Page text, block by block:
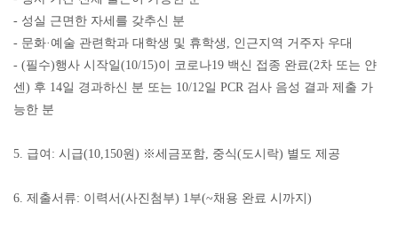
- 성실 근면한 자세를 갖추신 분
- 문화·예술 관련학과 대학생 및 휴학생, 인근지역 거주자 우대
- (필수)행사 시작일(10/15)이 코로나19 백신 접종 완료(2차 또는 얀
센) 후 14일 경과하신 분 또는 10/12일 PCR 검사 음성 결과 제출 가
능한 분
5. 급여: 시급(10,150원) ※세금포함, 중식(도시락) 별도 제공
6. 제출서류: 이력서(사진첨부) 1부(~채용 완료 시까지)